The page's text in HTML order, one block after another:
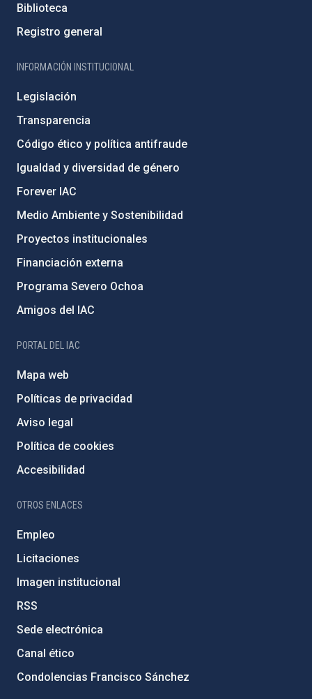
Biblioteca
Registro general
INFORMACIÓN INSTITUCIONAL
Legislación
Transparencia
Código ético y política antifraude
Igualdad y diversidad de género
Forever IAC
Medio Ambiente y Sostenibilidad
Proyectos institucionales
Financiación externa
Programa Severo Ochoa
Amigos del IAC
PORTAL DEL IAC
Mapa web
Políticas de privacidad
Aviso legal
Política de cookies
Accesibilidad
OTROS ENLACES
Empleo
Licitaciones
Imagen institucional
RSS
Sede electrónica
Canal ético
Condolencias Francisco Sánchez